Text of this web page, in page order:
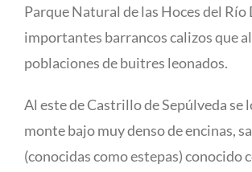
Parque Natural de las Hoces del
importantes barrancos calizos que
poblaciones de buitres leonados.
Al este de Castrillo de Sepúlveda se
monte bajo muy denso de encinas,
(conocidas como estepas) conocido